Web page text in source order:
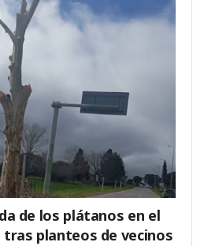
de los plátanos en el
tras planteos de vecinos